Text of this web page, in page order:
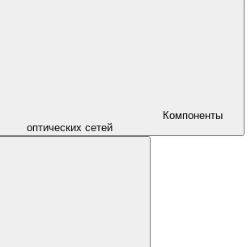
Компоненты
оптических сетей